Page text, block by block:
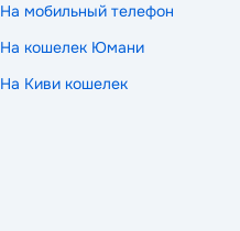
На мобильный телефон
На кошелек Юмани
На Киви кошелек